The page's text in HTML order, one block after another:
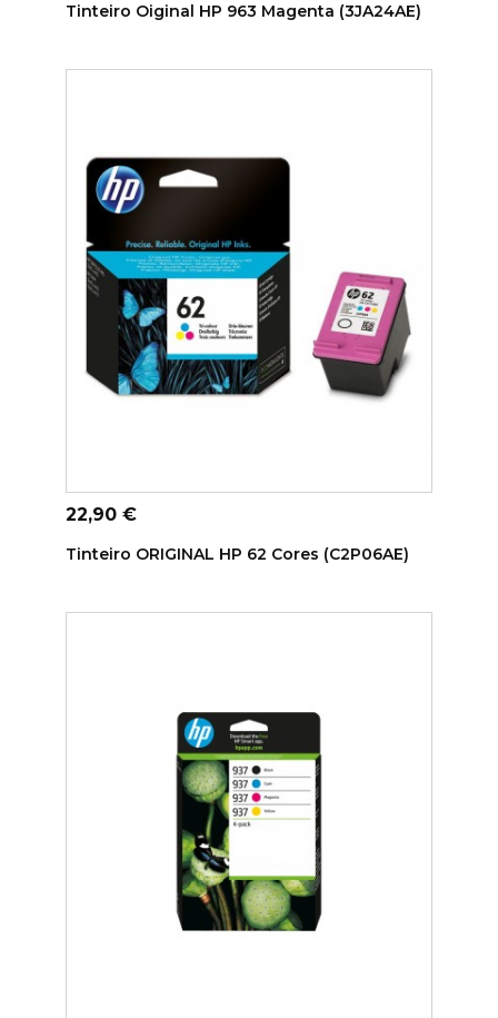
Tinteiro Oiginal HP 963 Magenta (3JA24AE)
ADICIONAR AO CARRINHO
Preço
22,90 €
Tinteiro ORIGINAL HP 62 Cores (C2P06AE)